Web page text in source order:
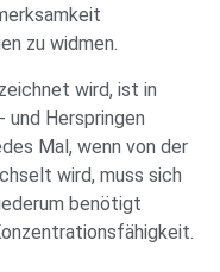
zu widmen.
wird, ist in
und Herspringen
Mal, wenn von der
wird, muss sich
benötigt